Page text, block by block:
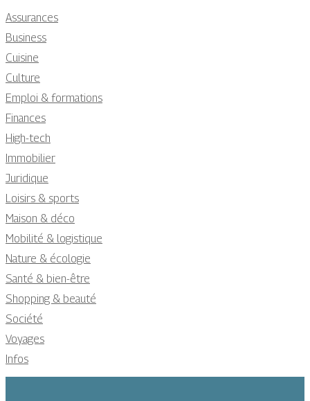
Assurances
Business
Cuisine
Culture
Emploi & formations
Finances
High-tech
Immobilier
Juridique
Loisirs & sports
Maison & déco
Mobilité & logistique
Nature & écologie
Santé & bien-être
Shopping & beauté
Société
Voyages
Infos